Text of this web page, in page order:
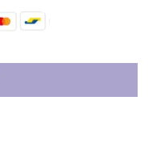
O
K